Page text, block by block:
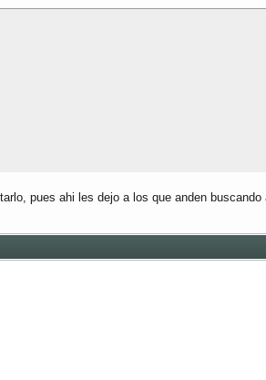
pues ahi les dejo a los que anden buscando